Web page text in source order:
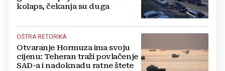
kolaps, čekanja su duga
OŠTRA RETORIKA
Otvaranje Hormuza ima svoju
cijenu: Teheran traži povlačenje
SAD-a i nadoknadu ratne štete